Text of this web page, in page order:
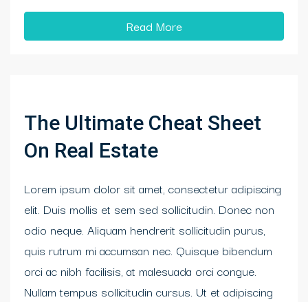
Read More
The Ultimate Cheat Sheet
On Real Estate
Lorem ipsum dolor sit amet, consectetur adipiscing
elit. Duis mollis et sem sed sollicitudin. Donec non
odio neque. Aliquam hendrerit sollicitudin purus,
quis rutrum mi accumsan nec. Quisque bibendum
orci ac nibh facilisis, at malesuada orci congue.
Nullam tempus sollicitudin cursus. Ut et adipiscing